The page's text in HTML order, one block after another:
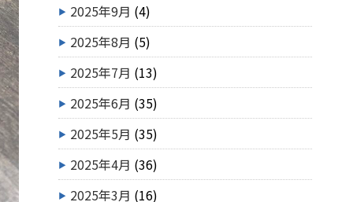
2025年9月 (4)
2025年8月 (5)
2025年7月 (13)
2025年6月 (35)
2025年5月 (35)
2025年4月 (36)
2025年3月 (16)